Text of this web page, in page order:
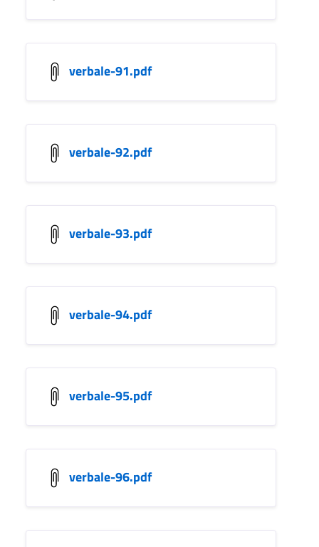
verbale-91.pdf
verbale-92.pdf
verbale-93.pdf
verbale-94.pdf
verbale-95.pdf
verbale-96.pdf